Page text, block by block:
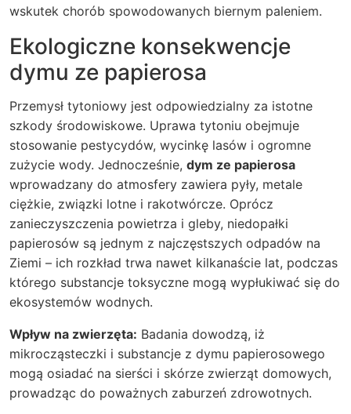
wskutek chorób spowodowanych biernym paleniem.
Ekologiczne konsekwencje
dymu ze papierosa
Przemysł tytoniowy jest odpowiedzialny za istotne
szkody środowiskowe. Uprawa tytoniu obejmuje
stosowanie pestycydów, wycinkę lasów i ogromne
zużycie wody. Jednocześnie, dym ze papierosa
wprowadzany do atmosfery zawiera pyły, metale
ciężkie, związki lotne i rakotwórcze. Oprócz
zanieczyszczenia powietrza i gleby, niedopałki
papierosów są jednym z najczęstszych odpadów na
Ziemi – ich rozkład trwa nawet kilkanaście lat, podczas
którego substancje toksyczne mogą wypłukiwać się do
ekosystemów wodnych.
Wpływ na zwierzęta: Badania dowodzą, iż
mikrocząsteczki i substancje z dymu papierosowego
mogą osiadać na sierści i skórze zwierząt domowych,
prowadząc do poważnych zaburzeń zdrowotnych.